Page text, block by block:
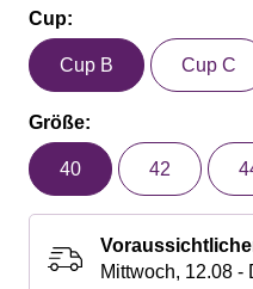
Cup:
Cup B Cup C
Größe:
40 42
Mittwoch, 12.08 -